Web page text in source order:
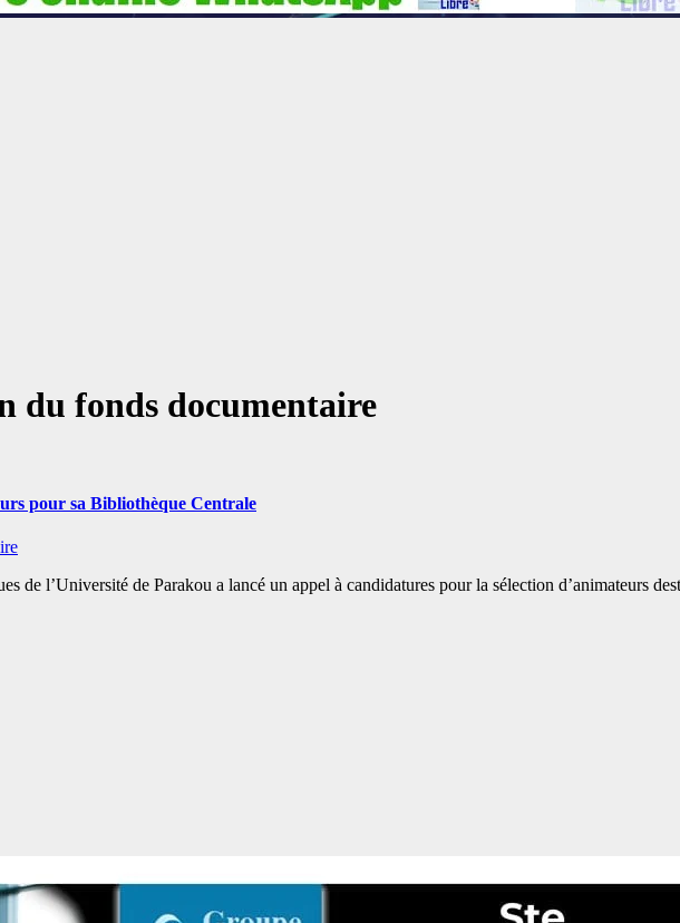
du fonds documentaire
pour sa Bibliothèque Centrale
de l’Université de Parakou a lancé un appel à candidatures pour la sélection d’animateurs